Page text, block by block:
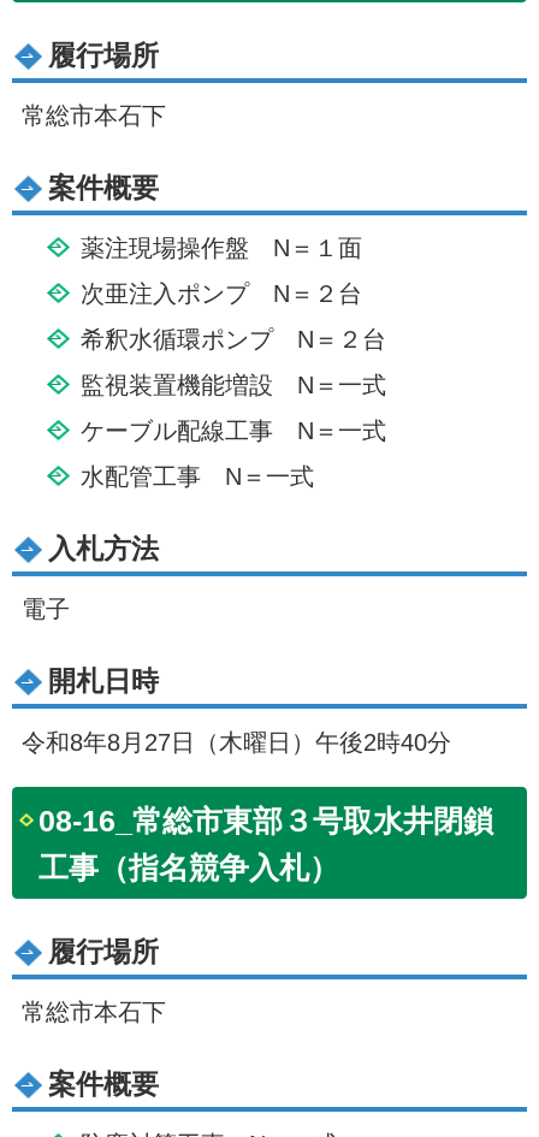
履行場所
常総市本石下
案件概要
薬注現場操作盤 N＝１面
次亜注入ポンプ N＝２台
希釈水循環ポンプ N＝２台
監視装置機能増設 N＝一式
ケーブル配線工事 N＝一式
水配管工事 N＝一式
入札方法
電子
開札日時
令和8年8月27日（木曜日）午後2時40分
08-16_常総市東部３号取水井閉鎖
工事（指名競争入札）
履行場所
常総市本石下
案件概要